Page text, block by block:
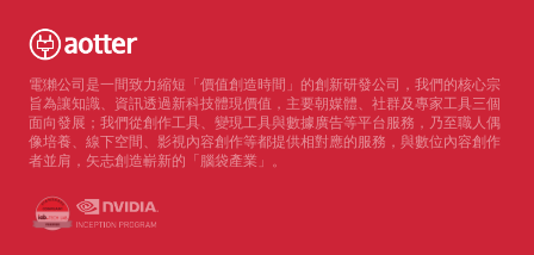
電獺公司是一間致力縮短「價值創造時間」的創新研發公司，我們的核心宗
旨為讓知識、資訊透過新科技體現價值，主要朝媒體、社群及專家工具三個
面向發展；我們從創作工具、變現工具與數據廣告等平台服務，乃至職人偶
像培養、線下空間、影視內容創作等都提供相對應的服務，與數位內容創作
者並肩，矢志創造嶄新的「腦袋產業」。